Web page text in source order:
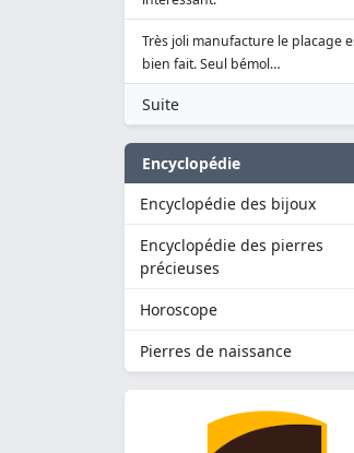
Très joli manufacture le placage
bien fait. Seul bémol…
Suite
Encyclopédie
Encyclopédie des bijoux
Encyclopédie des pierres
précieuses
Horoscope
Pierres de naissance